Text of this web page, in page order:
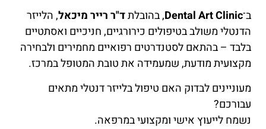
ב־Dental Art Clinic, בהובלתד"ר רייר מיכאל, הלייזר
הדנטלי משולב בטיפולים כירורגיים, חניכיים ואסתטיים
בלבד – בהתאם לסטנדרטים רפואיים מחמירים ולבחירה
מקצועית מודעת, שמעמידה את טובת המטופל במרכז.
מעוניינים לבדוק האם טיפול בלייזר דנטלי מתאים
עבורכם?
נשמח לייעוץ אישי ומקצועי במרפאה.